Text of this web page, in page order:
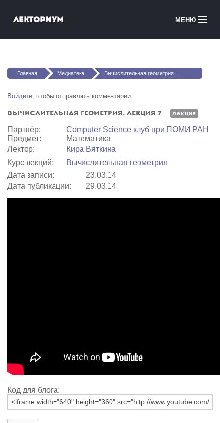
Лекториум МЕНЮ
Медиатека
Courses in English
Вы здесь
Главная Медиатека Вычислительная геометрия. Лекция 7
Войдите, чтобы отправлять комментарии
Вычислительная геометрия. Лекция 7 лекция
Партнёр:
Computer Science клуб при ПОМИ РАН
Предмет:
Математика
Лектор:
Кира Вяткина
Курс лекций:
Вычислительная геометрия
Дата записи:
23.03.14
Дата публикации:
29.03.14
Код для блога: